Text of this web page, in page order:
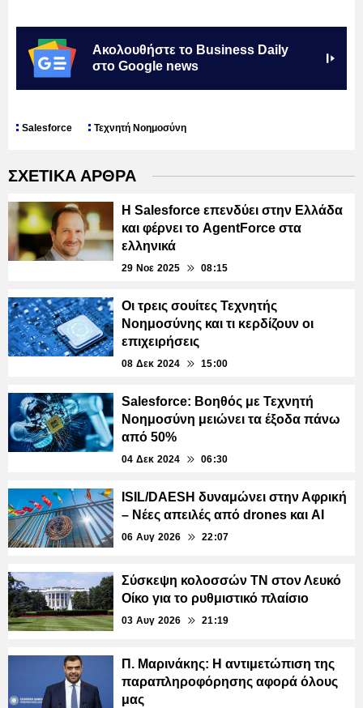
Ακολουθήστε το Business Daily
στο Google news
Salesforce Τεχνητή Νοημοσύνη
ΣΧΕΤΙΚΑ ΑΡΘΡΑ
Η Salesforce επενδύει στην Ελλάδα
και φέρνει το AgentForce στα
ελληνικά
29 Νοε 2025 08:15
Οι τρεις σουίτες Τεχνητής
Νοημοσύνης και τι κερδίζουν οι
επιχειρήσεις
08 Δεκ 2024 15:00
Salesforce: Βοηθός με Τεχνητή
Νοημοσύνη μειώνει τα έξοδα πάνω
από 50%
04 Δεκ 2024 06:30
ISIL/DAESH δυναμώνει στην Αφρική
– Νέες απειλές από drones και AI
06 Αυγ 2026 22:07
Σύσκεψη κολοσσών ΤΝ στον Λευκό
Οίκο για το ρυθμιστικό πλαίσιο
03 Αυγ 2026 21:19
Π. Μαρινάκης: Η αντιμετώπιση της
παραπληροφόρησης αφορά όλους
μας